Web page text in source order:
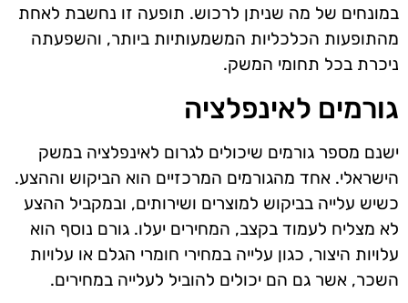
במונחים של מה שניתן לרכוש. תופעה זו נחשבת לאחת
מהתופעות הכלכליות המשמעותיות ביותר, והשפעתה
ניכרת בכל תחומי המשק.
גורמים לאינפלציה
ישנם מספר גורמים שיכולים לגרום לאינפלציה במשק
הישראלי. אחד מהגורמים המרכזיים הוא הביקוש וההצע.
כשיש עלייה בביקוש למוצרים ושירותים, ובמקביל ההצע
לא מצליח לעמוד בקצב, המחירים יעלו. גורם נוסף הוא
עלויות היצור, כגון עלייה במחירי חומרי הגלם או עלויות
השכר, אשר גם הם יכולים להוביל לעלייה במחירים.